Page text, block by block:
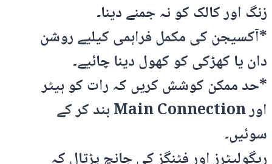
زنگ اور کالک کو نہ جمنے دینا۔
*آکسیجن کی مکمل فراہمی کیلیے روشن
دان یا کھڑکی کو کھول دینا چائیے۔
*حد ممکن کوشش کریں کہ رات کو ہیٹر
اور Main Connection بند کر کے
سوئیں۔